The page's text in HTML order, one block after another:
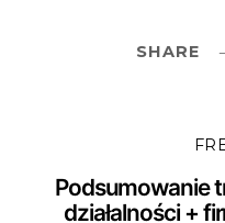
SHARE
Podsumowanie
działalności +